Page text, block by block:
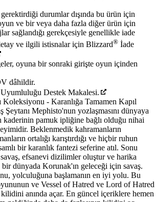
durumlar dışında bu ürün için
ve bir veya daha fazla diğer ürün için
sağlandığı gerekçesiyle genellikle iade
ve ilgili istisnalar için Blizzard® İade
oyuna bir sonraki girişte oyun içinden
dâhildir.
Destek Makalesi.
- Karanlığa Tamamen Kapıl
Mephisto'nun yozlaşmasını dünyaya
kaderinin pamuk ipliğine bağlı olduğu nihai
Beklenmedik kahramanların
ortalığı karıştırdığı ve hiçbir ruhun
bir karanlık fantezi seferine atıl. Sonu
efsanevi dizilimler oluştur ve harika
bir dünyada Korunak'ın geleceği için savaş.
yolculuğuna başlamanın en iyi yolu. Bu
ve Vessel of Hatred ve Lord of Hatred
anında açar. En güncel içeriklere hemen